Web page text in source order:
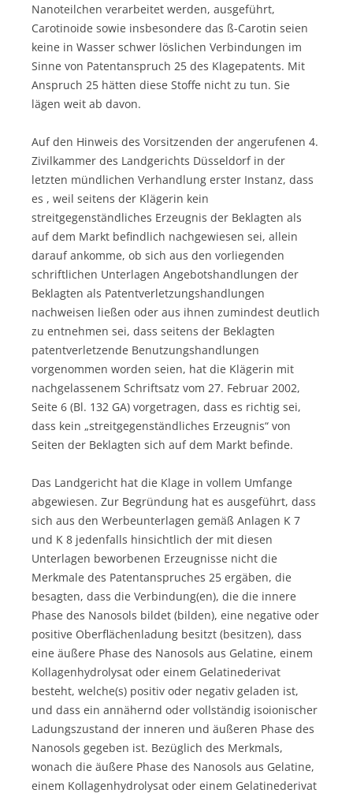
Nanoteilchen verarbeitet werden, ausgeführt,
Carotinoide sowie insbesondere das ß-Carotin seien
keine in Wasser schwer löslichen Verbindungen im
Sinne von Patentanspruch 25 des Klagepatents. Mit
Anspruch 25 hätten diese Stoffe nicht zu tun. Sie
lägen weit ab davon.
Auf den Hinweis des Vorsitzenden der angerufenen 4.
Zivilkammer des Landgerichts Düsseldorf in der
letzten mündlichen Verhandlung erster Instanz, dass
es , weil seitens der Klägerin kein
streitgegenständliches Erzeugnis der Beklagten als
auf dem Markt befindlich nachgewiesen sei, allein
darauf ankomme, ob sich aus den vorliegenden
schriftlichen Unterlagen Angebotshandlungen der
Beklagten als Patentverletzungshandlungen
nachweisen ließen oder aus ihnen zumindest deutlich
zu entnehmen sei, dass seitens der Beklagten
patentverletzende Benutzungshandlungen
vorgenommen worden seien, hat die Klägerin mit
nachgelassenem Schriftsatz vom 27. Februar 2002,
Seite 6 (Bl. 132 GA) vorgetragen, dass es richtig sei,
dass kein „streitgegenständliches Erzeugnis“ von
Seiten der Beklagten sich auf dem Markt befinde.
Das Landgericht hat die Klage in vollem Umfange
abgewiesen. Zur Begründung hat es ausgeführt, dass
sich aus den Werbeunterlagen gemäß Anlagen K 7
und K 8 jedenfalls hinsichtlich der mit diesen
Unterlagen beworbenen Erzeugnisse nicht die
Merkmale des Patentanspruches 25 ergäben, die
besagten, dass die Verbindung(en), die die innere
Phase des Nanosols bildet (bilden), eine negative oder
positive Oberflächenladung besitzt (besitzen), dass
eine äußere Phase des Nanosols aus Gelatine, einem
Kollagenhydrolysat oder einem Gelatinederivat
besteht, welche(s) positiv oder negativ geladen ist,
und dass ein annähernd oder vollständig isoionischer
Ladungszustand der inneren und äußeren Phase des
Nanosols gegeben ist. Bezüglich des Merkmals,
wonach die äußere Phase des Nanosols aus Gelatine,
einem Kollagenhydrolysat oder einem Gelatinederivat